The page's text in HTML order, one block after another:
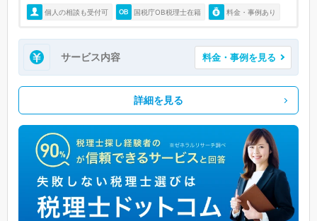
個人の相談も受付可 国税庁OB税理士在籍 料金・事例あり
サービス内容 料金・事例を見る
詳細を見る